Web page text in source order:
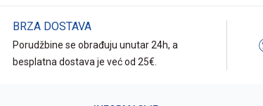
BRZA DOSTAVA
Porudžbine se obrađuju unutar 24h, a
besplatna dostava je već od 25€.